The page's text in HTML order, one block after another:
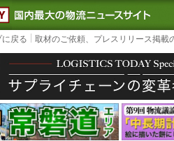
LOGISTICS TODAY｜国内最大
戻る 取材のご依頼、プレスリリース掲載